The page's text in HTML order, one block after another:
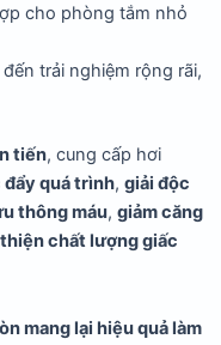
cho phòng tắm nhỏ
trải nghiệm rộng rãi,
tiến, cung cấp hơi
quá trình,giải độc
thông máu,giảm căng
chất lượng giấc
mang lại hiệu quả làm